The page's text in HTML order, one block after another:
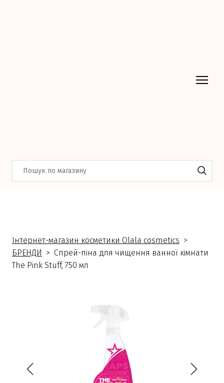
Інтернет-магазин косметики Olala cosmetics
БРЕНДИ
Спрей-піна для чищення ванної кімнати
The Pink Stuff, 750 мл